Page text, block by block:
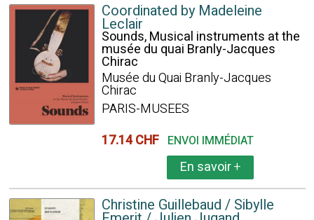
Coordinated by Madeleine
Leclair
Sounds, Musical instruments at the
musée du quai Branly-Jacques
Chirac
Musée du Quai Branly-Jacques
Chirac
PARIS-MUSEES
17.14 CHF ENVOI IMMÉDIAT
En savoir+
Christine Guillebaud / Sibylle